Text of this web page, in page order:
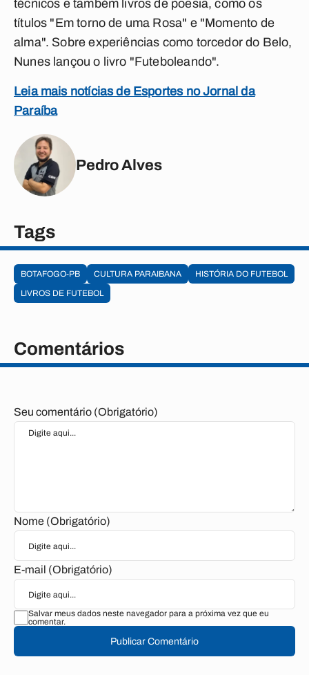
técnicos e também livros de poesia, como os
títulos "Em torno de uma Rosa" e "Momento de
alma". Sobre experiências como torcedor do Belo,
Nunes lançou o livro "Futeboleando".
Leia mais notícias de Esportes no Jornal da
Paraíba
Pedro Alves
Tags
BOTAFOGO-PB CULTURA PARAIBANA
HISTÓRIA DO FUTEBOL
LIVROS DE FUTEBOL
Comentários
Seu comentário (Obrigatório)
Nome (Obrigatório)
E-mail (Obrigatório)
Salvar meus dados neste navegador para a próxima vez que eu
comentar.
Publicar Comentário